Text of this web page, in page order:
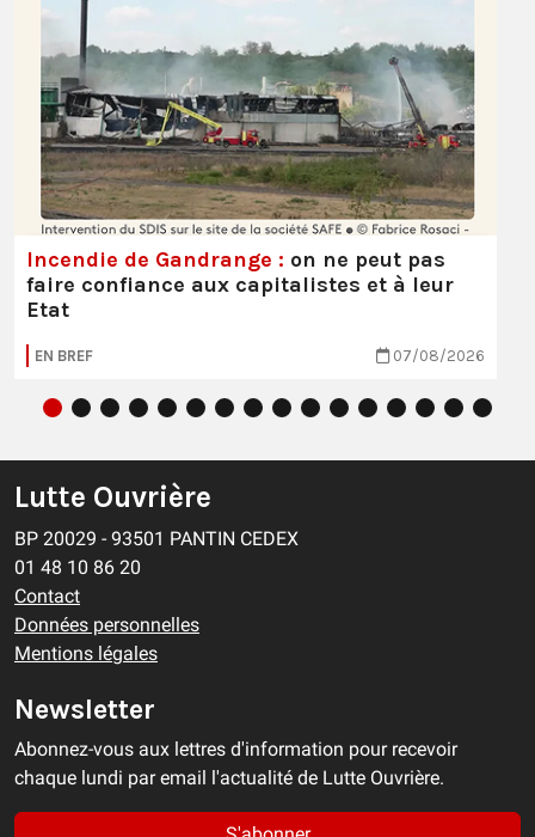
Incendie de Gandrange : on ne peut pas
faire confiance aux capitalistes et à leur
Etat
EN BREF 07/08/2026
Lutte Ouvrière
BP 20029 - 93501 PANTIN CEDEX
01 48 10 86 20
Contact
Données personnelles
Mentions légales
Newsletter
Abonnez-vous aux lettres d'information pour recevoir
chaque lundi par email l'actualité de Lutte Ouvrière.